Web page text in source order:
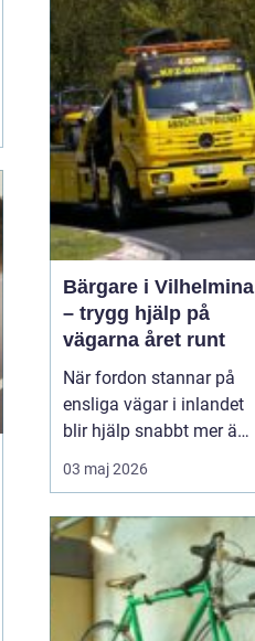
en avgörande
säkerhetsfr&ari...
Bärgare i Vilhelmina
– trygg hjälp på
vägarna året runt
När fordon stannar på
ensliga vägar i inlandet
blir hjälp snabbt mer än
bara bekvämlighet det
handlar om trygghet. I
spelar bärgning och
vägassistans en central
roll för både b...
03 maj 2026